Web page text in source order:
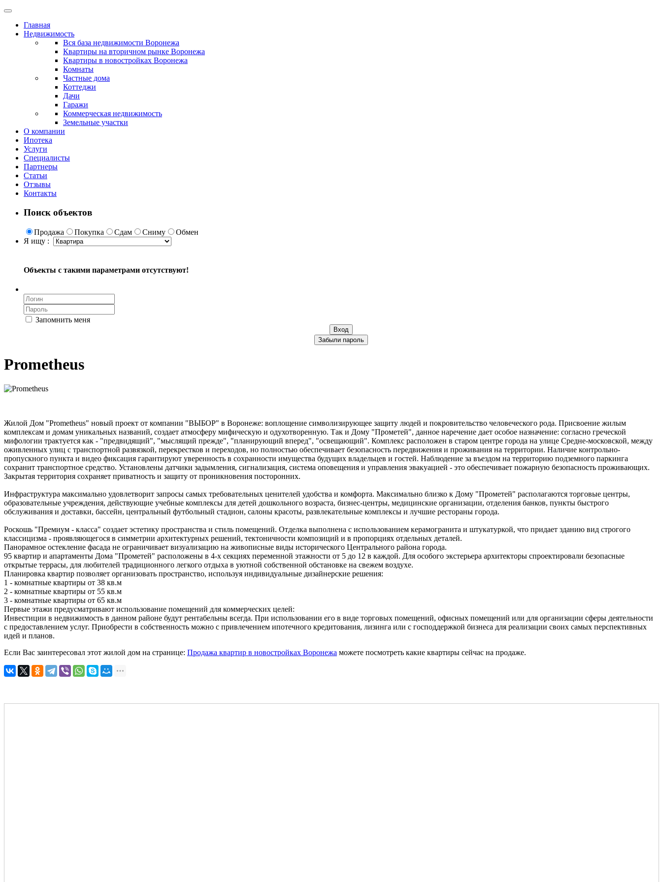
Главная
Недвижимость
Вся база недвижимости Воронежа
Квартиры на вторичном рынке Воронежа
Квартиры в новостройках Воронежа
Комнаты
Частные дома
Коттеджи
Дачи
Гаражи
Коммерческая недвижимость
Земельные участки
О компании
Ипотека
Услуги
Специалисты
Партнеры
Статьи
Отзывы
Контакты
Поиск объектов
Продажа Покупка Сдам Сниму
Обмен
Я ищу :
Объекты с такими параметрами отсутствуют!
Запомнить меня
Вход
Забыли пароль
Prometheus
Жилой Дом "Prometheus" новый проект от компании "ВЫБОР" в Воронеже: воплощение символизирующее защиту людей и покровительство человеческого рода. Присвоение жилым
комплексам и домам уникальных названий, создает атмосферу мифическую и одухотворенную. Так и Дому "Прометей", данное наречение дает особое назначение: согласно греческой
мифологии трактуется как - "предвидящий", "мыслящий прежде", "планирующий вперед", "освещающий". Комплекс расположен в старом центре города на улице Средне-московской, между
оживленных улиц с транспортной развязкой, перекрестков и переходов, но полностью обеспечивает безопасность передвижения и проживания на территории. Наличие контрольно-
пропускного пункта и видео фиксация гарантируют уверенность в сохранности имущества будущих владельцев и гостей. Наблюдение за въездом на территорию подземного паркинга
сохранит транспортное средство. Установлены датчики задымления, сигнализация, система оповещения и управления эвакуацией - это обеспечивает пожарную безопасность проживающих.
Закрытая территория сохраняет приватность и защиту от проникновения посторонних.
Инфраструктура максимально удовлетворит запросы самых требовательных ценителей удобства и комфорта. Максимально близко к Дому "Прометей" располагаются торговые центры,
образовательные учреждения, действующие учебные комплексы для детей дошкольного возраста, бизнес-центры, медицинские организации, отделения банков, пункты быстрого
обслуживания и доставки, бассейн, центральный футбольный стадион, салоны красоты, развлекательные комплексы и лучшие рестораны города.
Роскошь "Премиум - класса" создает эстетику пространства и стиль помещений. Отделка выполнена с использованием керамогранита и штукатуркой, что придает зданию вид строгого
классицизма - проявляющегося в симметрии архитектурных решений, тектоничности композиций и в пропорциях отдельных деталей.
Панорамное остекление фасада не ограничивает визуализацию на живописные виды исторического Центрального района города.
95 квартир и апартаменты Дома "Прометей" расположены в 4-х секциях переменной этажности от 5 до 12 в каждой. Для особого экстерьера архитекторы спроектировали безопасные
открытые террасы, для любителей традиционного легкого отдыха в уютной собственной обстановке на свежем воздухе.
Планировка квартир позволяет организовать пространство, используя индивидуальные дизайнерские решения:
1 - комнатные квартиры от 38 кв.м
2 - комнатные квартиры от 55 кв.м
3 - комнатные квартиры от 65 кв.м
Первые этажи предусматривают использование помещений для коммерческих целей:
Инвестиции в недвижимость в данном районе будут рентабельны всегда. При использовании его в виде торговых помещений, офисных помещений или для организации сферы деятельности
с предоставлением услуг. Приобрести в собственность можно с привлечением ипотечного кредитования, лизинга или с господдержкой бизнеса для реализации своих самых перспективных
идей и планов.
Если Вас заинтересовал этот жилой дом на странице: Продажа квартир в новостройках Воронежа можете посмотреть какие квартиры сейчас на продаже.